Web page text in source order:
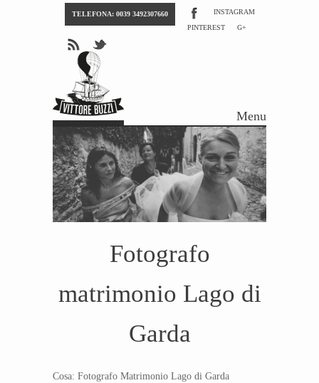
TELEFONA: 0039 3492307660
INSTAGRAM
PINTEREST
G+
Menu
Skip to content
Fotografo
matrimonio Lago di
Garda
Cosa: Fotografo Matrimonio Lago di Garda